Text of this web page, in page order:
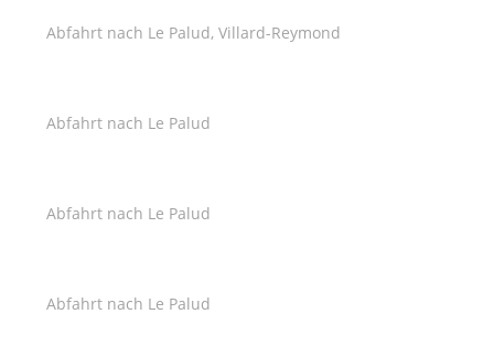
Abfahrt nach Le Palud, Villard-Reymond
Abfahrt nach Le Palud
Abfahrt nach Le Palud
Abfahrt nach Le Palud